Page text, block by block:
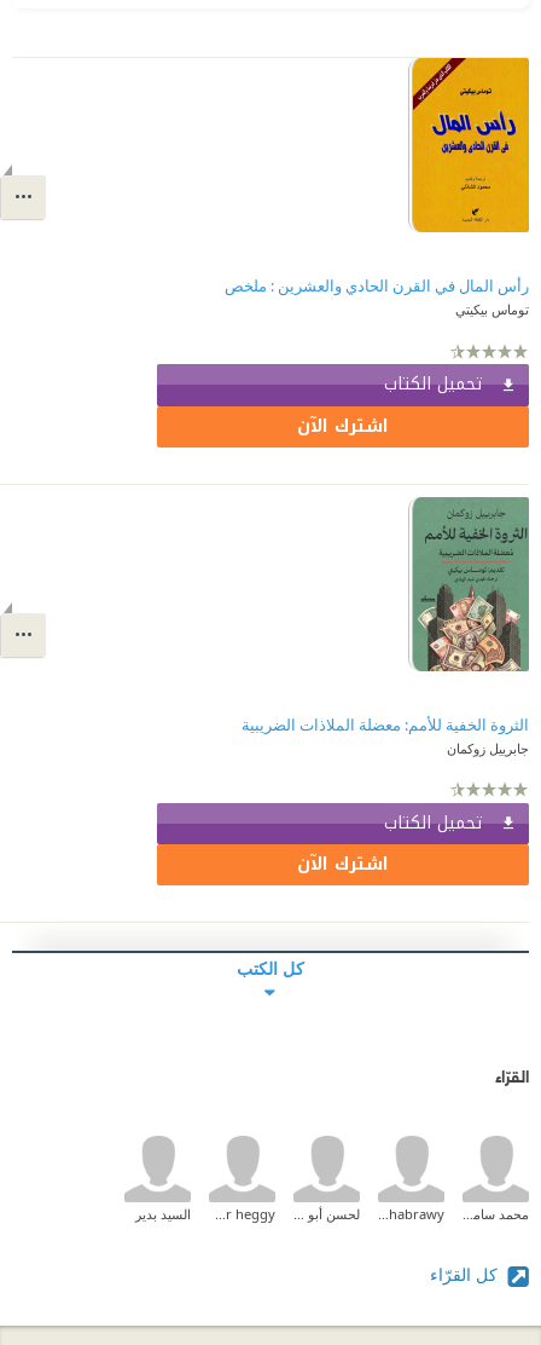
رأس المال في القرن الحادي والعشرين : ملخص
توماس بيكيتي
تحميل الكتاب
اشترك الآن
الثروة الخفية للأمم: معضلة الملاذات الضريبية
جابرييل زوكمان
تحميل الكتاب
اشترك الآن
كل الكتب
القرّاء
السيد بدير
كل القرّاء